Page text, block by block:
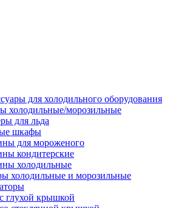
для холодильного оборудования
холодильные/морозильные
для льда
шкафы
для мороженого
кондитерские
холодильные
холодильные и морозильные
глухой крышкой